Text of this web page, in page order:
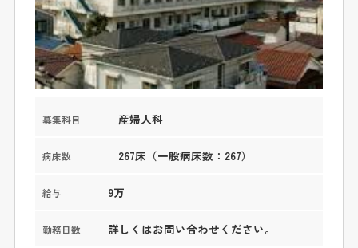
募集科目 産婦人科
病床数 267床（一般病床数：267）
給与 9万
勤務日数 詳しくはお問い合わせください。